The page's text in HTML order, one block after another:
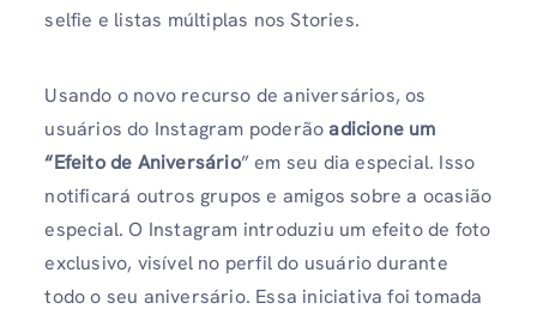
selfie e listas múltiplas nos Stories.
Usando o novo recurso de aniversários, os
usuários do Instagram poderãoadicione um
“Efeito de Aniversário” em seu dia especial. Isso
notificará outros grupos e amigos sobre a ocasião
especial. O Instagram introduziu um efeito de foto
exclusivo, visível no perfil do usuário durante
todo o seu aniversário. Essa iniciativa foi tomada